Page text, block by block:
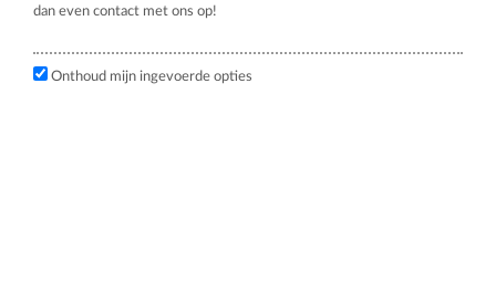
dan even contact met ons op!
Onthoud mijn ingevoerde opties